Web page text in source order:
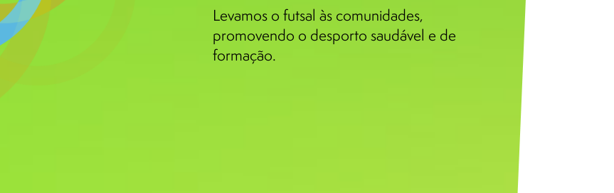
Levamos o futsal às comunidades,
promovendo o desporto saudável e de
formação.